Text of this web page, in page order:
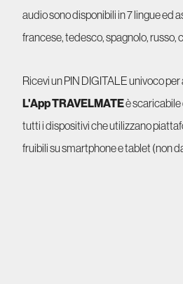
audio sono disponibili in 7 lingue ed
francese, tedesco, spagnolo, russo,
Ricevi un PIN DIGITALE univoco
L'App TRAVELMATEè
tutti i dispositivi che utilizzano
fruibili su smartphone e tablet (non